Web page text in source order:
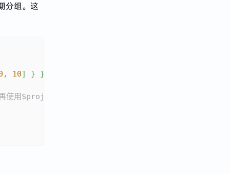
分组。这
, 10] } }
用$project将_id改名为date